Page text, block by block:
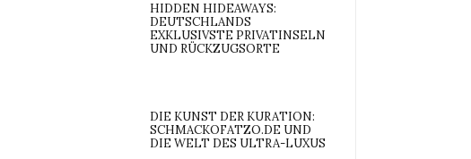
HIDDEN HIDEAWAYS:
DEUTSCHLANDS
EXKLUSIVSTE PRIVATINSELN
UND RÜCKZUGSORTE
DIE KUNST DER KURATION:
SCHMACKOFATZO.DE UND
DIE WELT DES ULTRA-LUXUS